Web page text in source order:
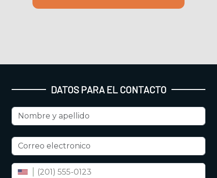
DATOS PARA EL CONTACTO
Nombre y apellido
Correo electrónico
Número de celular